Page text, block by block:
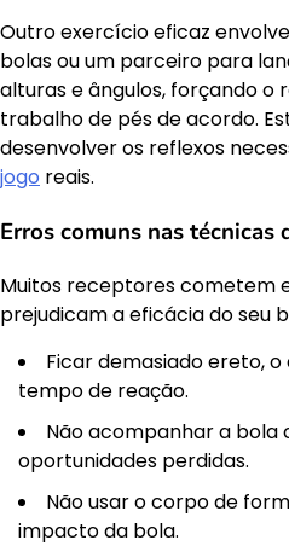
Outro exercício eficaz
bolas ou um parceiro para
alturas e ângulos, forçando o
trabalho de pés de acordo.
desenvolver os reflexos
jogo reais.
Erros comuns nas técnicas
Muitos receptores cometem
prejudicam a eficácia do seu
Ficar demasiado ereto,
tempo de reação.
Não acompanhar a bola
oportunidades perdidas.
Não usar o corpo de
impacto da bola.